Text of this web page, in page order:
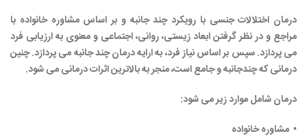
درمان اختلالات جنسی با رویکرد چند جانبه و بر اساس مشاوره خانواده با
مراجع و در نظر گرفتن ابعاد زیستی، روانی، اجتماعی و معنوی به ارزیابی فرد
می پردازد. سپس بر اساس نیاز فرد، به ارایه درمان چند جانبه می پردازد. چنین
درمانی که چندجانبه و جامع است، منجر به بالاترین اثرات درمانی می شود.
درمان شامل موارد زیر می شود:
• مشاوره خانواده